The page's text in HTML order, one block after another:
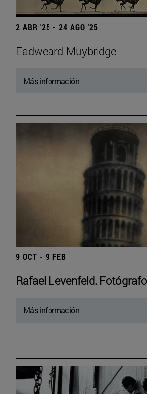
2 ABR '25 - 24 AGO '25
Eadweard Muybridge
Más información
9 OCT - 9 FEB
Rafael Levenfeld. Fotógrafo
Más información